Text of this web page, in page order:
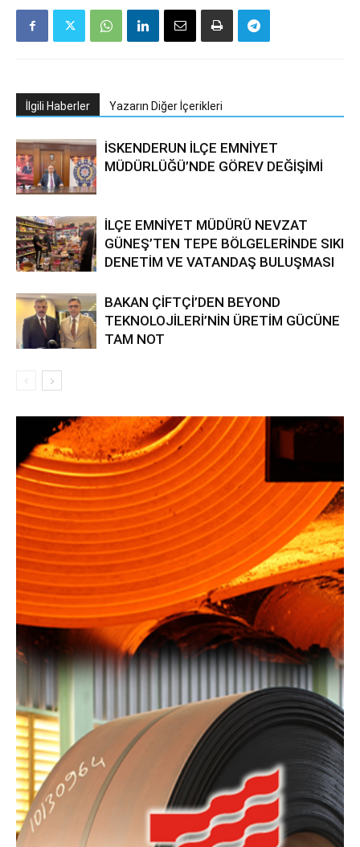
İlgili Haberler Yazarın Diğer İçerikleri
İSKENDERUN İLÇE EMNİYET
MÜDÜRLÜĞÜ’NDE GÖREV DEĞİŞİMİ
İLÇE EMNİYET MÜDÜRÜ NEVZAT
GÜNEŞ’TEN TEPE BÖLGELERİNDE SIKI
DENETİM VE VATANDAŞ BULUŞMASI
BAKAN ÇİFTÇİ’DEN BEYOND
TEKNOLOJİLERİ’NİN ÜRETİM GÜCÜNE
TAM NOT